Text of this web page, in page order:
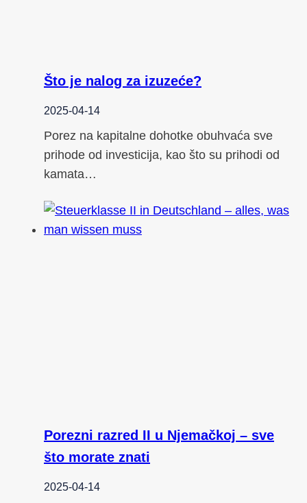
Što je nalog za izuzeće?
2025-04-14
Porez na kapitalne dohotke obuhvaća sve
prihode od investicija, kao što su prihodi od
kamata…
Porezni razred II u Njemačkoj – sve
što morate znati
2025-04-14